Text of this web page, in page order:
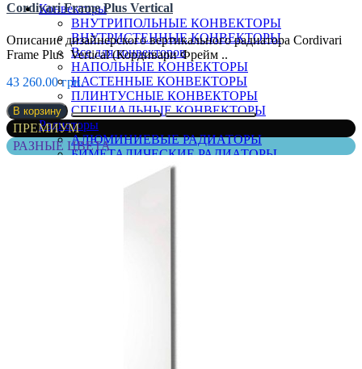
Конвекторы
ВНУТРИПОЛЬНЫЕ КОНВЕКТОРЫ
ВНУТРИСТЕННЫЕ КОНВЕКТОРЫ
Все для конвекторов
НАПОЛЬНЫЕ КОНВЕКТОРЫ
НАСТЕННЫЕ КОНВЕКТОРЫ
ПЛИНТУСНЫЕ КОНВЕКТОРЫ
СПЕЦИАЛЬНЫЕ КОНВЕКТОРЫ
Радиаторы
АЛЮМИНИЕВЫЕ РАДИАТОРЫ
БИМЕТАЛИЧЕСКИЕ РАДИАТОРЫ
Все для радиаторов
Дизайнерские
Cordivari Frame Plus Vertical
Описание дизайнерского вертикального радиатора Cordivari
Frame Plus Vertical (Кордивари Фрейм ..
43 260.00 грн.
В корзину
ПРЕМИУМ
РАЗНЫЕ ЦВЕТА